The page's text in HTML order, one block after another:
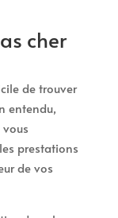
cher
de trouver
entendu,
prestations
de vos